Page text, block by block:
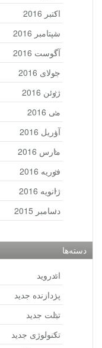
اکتبر 2016
سپتامبر 2016
آگوست 2016
جولای 2016
ژوئن 2016
می 2016
آوریل 2016
مارس 2016
فوریه 2016
ژانویه 2016
دسامبر 2015
دسته‌ها
اندروید
پردازنده جدید
تبلت جدید
تکنولوژی جدید